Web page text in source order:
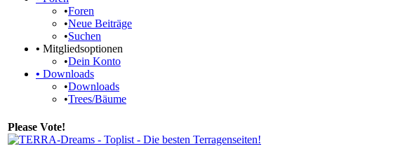
•Foren
•Neue Beiträge
•Suchen
• Mitgliedsoptionen
•Dein Konto
• Downloads
•Downloads
•Trees/Bäume
Please Vote!